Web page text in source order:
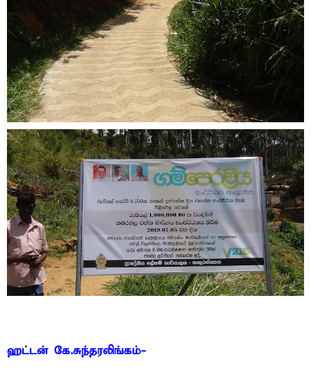
ஹட்டன் கே.சுந்தரலிங்கம்-